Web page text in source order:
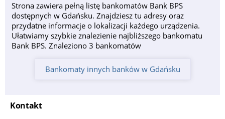
Strona zawiera pełną listę bankomatów Bank BPS
dostępnych w Gdańsku. Znajdziesz tu adresy oraz
przydatne informacje o lokalizacji każdego urządzenia.
Ułatwiamy szybkie znalezienie najbliższego bankomatu
Bank BPS. Znaleziono 3 bankomatów
Bankomaty innych banków w Gdańsku
Kontakt